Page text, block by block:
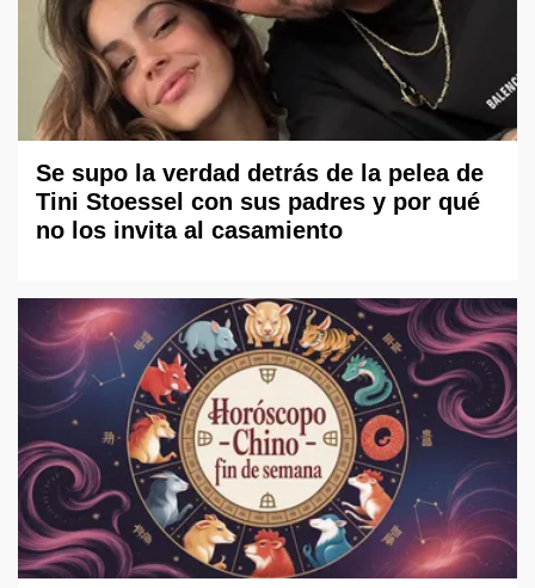
Se supo la verdad detrás de la pelea de
Tini Stoessel con sus padres y por qué
no los invita al casamiento